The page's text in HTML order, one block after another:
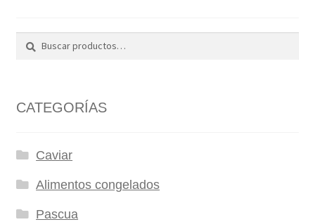
por:
CATEGORÍAS
Caviar
Alimentos congelados
Pascua